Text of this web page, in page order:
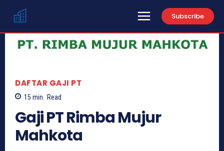
Subscribe
DAFTAR GAJI PT
15 min. Read
Gaji PT Rimba Mujur
Mahkota